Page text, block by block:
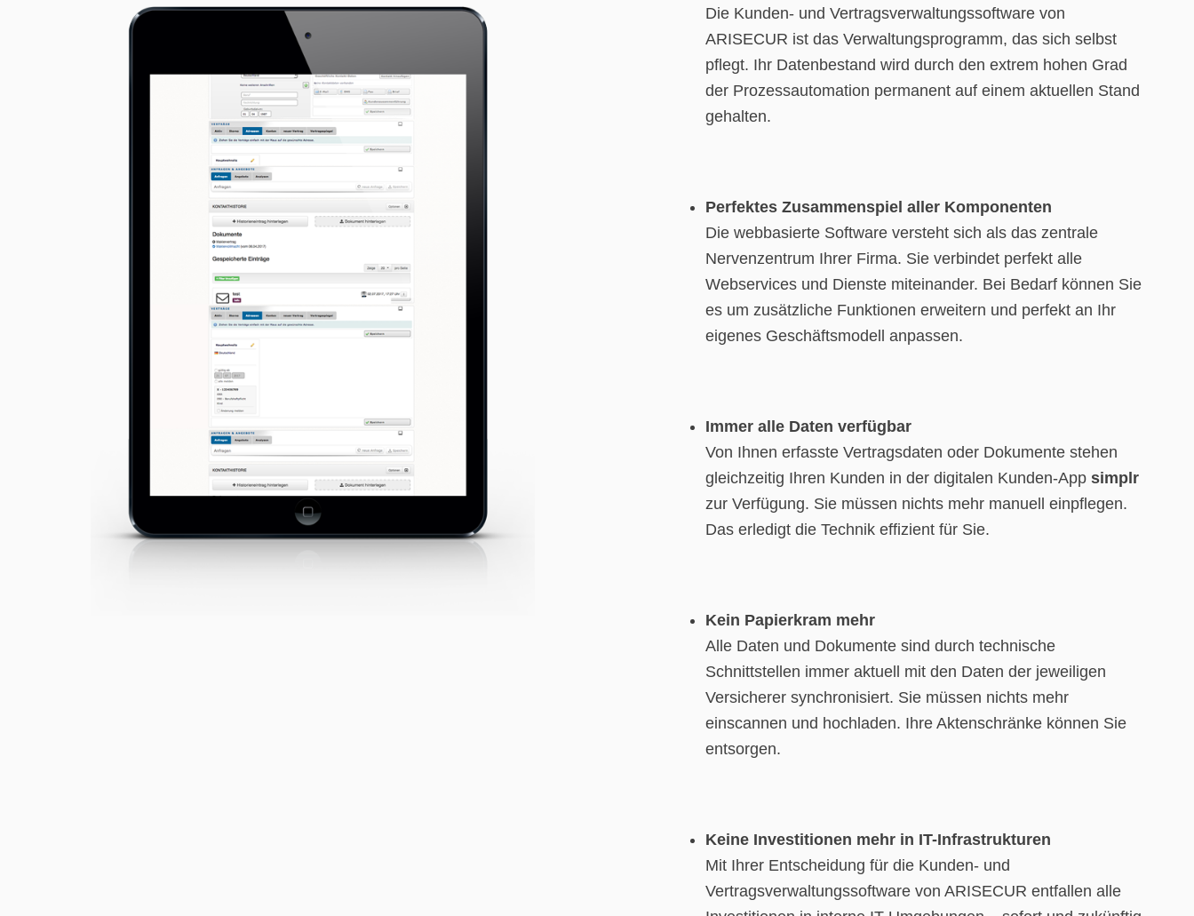
Die Kunden- und Vertragsverwaltungssoftware von
ARISECUR ist das Verwaltungsprogramm, das sich selbst
pflegt. Ihr Datenbestand wird durch den extrem hohen Grad
der Prozessautomation permanent auf einem aktuellen Stand
gehalten.
Perfektes Zusammenspiel aller Komponenten
Die webbasierte Software versteht sich als das zentrale
Nervenzentrum Ihrer Firma. Sie verbindet perfekt alle
Webservices und Dienste miteinander. Bei Bedarf können Sie
es um zusätzliche Funktionen erweitern und perfekt an Ihr
eigenes Geschäftsmodell anpassen.
Immer alle Daten verfügbar
Von Ihnen erfasste Vertragsdaten oder Dokumente stehen
gleichzeitig Ihren Kunden in der digitalen Kunden-Appsimplr
zur Verfügung. Sie müssen nichts mehr manuell einpflegen.
Das erledigt die Technik effizient für Sie.
Kein Papierkram mehr
Alle Daten und Dokumente sind durch technische
Schnittstellen immer aktuell mit den Daten der jeweiligen
Versicherer synchronisiert. Sie müssen nichts mehr
einscannen und hochladen. Ihre Aktenschränke können Sie
entsorgen.
Keine Investitionen mehr in IT-Infrastrukturen
Mit Ihrer Entscheidung für die Kunden- und
Vertragsverwaltungssoftware von ARISECUR entfallen alle